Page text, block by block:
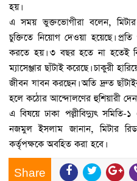
হয়।
এ সময় ভুক্তভোগীরা বলেন, মিটার
চুক্তিতে নিয়োগ দেওয়া হয়েছে।
করতে হয়। ৩ বছর হতে না হতেই
ম্যাসেঞ্জার ছাঁটাই করেছে। চাকুরী
জীবন যাবন করছেন। অতি দ্রুত
হলে কঠোর আন্দোলণের হুশিয়ারী দেন
এ বিষয়ে ঢাকা পল্লীবিদ্যুৎ
নজমুল ইসলাম জানান, মিটার
কর্তৃপক্ষকে অবহিত করা হবে।
Share